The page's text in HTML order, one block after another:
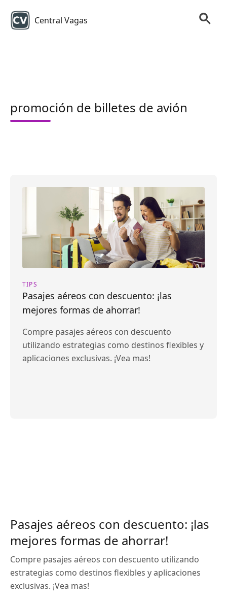
Central Vagas
promoción de billetes de avión
TIPS
Pasajes aéreos con descuento: ¡las
mejores formas de ahorrar!
Compre pasajes aéreos con descuento
utilizando estrategias como destinos flexibles y
aplicaciones exclusivas. ¡Vea mas!
Pasajes aéreos con descuento: ¡las
mejores formas de ahorrar!
Compre pasajes aéreos con descuento utilizando
estrategias como destinos flexibles y aplicaciones
exclusivas. ¡Vea mas!